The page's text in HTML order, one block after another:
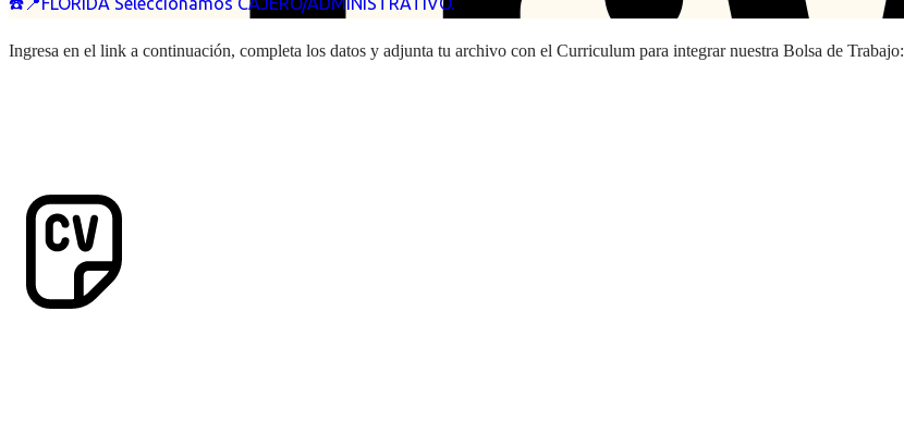
Ingresa en el link a continuación, completa los datos y adjunta tu archivo con el Curriculum para integrar nuestra Bolsa de Trabajo: